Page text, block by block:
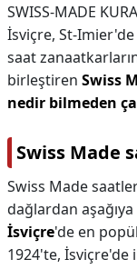
SWISS-MADE
İsviçre, St-Imier'de
saat
birleştiren Swiss
nedir bilmeden
Swiss Made
Swiss Made
dağlardan
İsviçre'de en
1924'te, İsviçre'de